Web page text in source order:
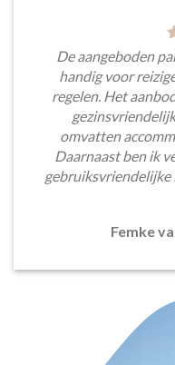
De aangeboden
handig voor
regelen. Het
omvatten
Daarnaast ben ik
gebruiksvriendelijke
Femke